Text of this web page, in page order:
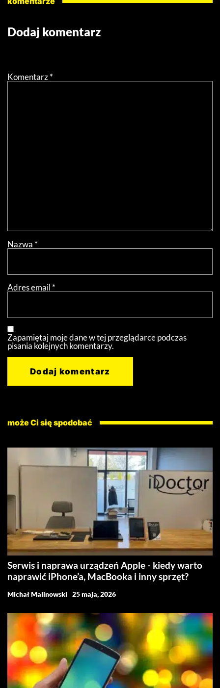
Dodaj komentarz
Komentarz*
Nazwa *
Adres email *
Zapamiętaj moje dane w tej przeglądarce podczas
pisania kolejnych komentarzy.
może Ci się spodobać
Serwis i naprawa urządzeń Apple - kiedy warto
naprawić iPhone’a, MacBooka i inny sprzęt?
Michał Malinowski 25 maja, 2026